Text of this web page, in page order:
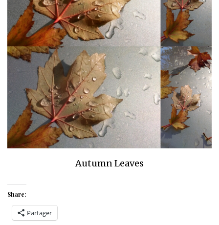
Autumn Leaves
Share:
Partager